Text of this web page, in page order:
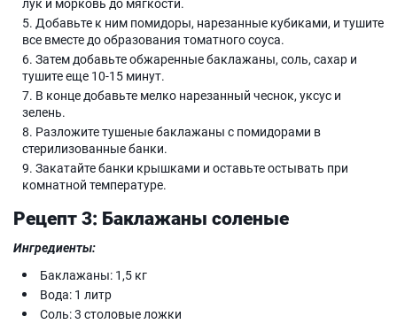
Добавьте к ним помидоры, нарезанные кубиками, и тушите
все вместе до образования томатного соуса.
Затем добавьте обжаренные баклажаны, соль, сахар и
тушите еще 10-15 минут.
В конце добавьте мелко нарезанный чеснок, уксус и
зелень.
Разложите тушеные баклажаны с помидорами в
стерилизованные банки.
Закатайте банки крышками и оставьте остывать при
комнатной температуре.
Рецепт 3: Баклажаны соленые
Ингредиенты:
Баклажаны: 1,5 кг
Вода: 1 литр
Соль: 3 столовые ложки